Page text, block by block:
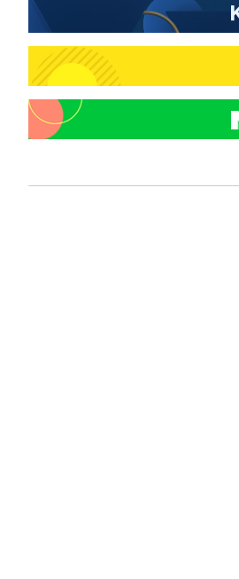
-15788초 전 >
[속보] 노원서 40.1도
-11751초 전 > 외신들도 주목한 韓축구
-11722초 전 >11시간 압수수색에 성접
-10744초 전 >
[속보]규제합리화위원
병태 후임
-7102초 전 >[속보]국힘 윤리위, '돌려
6분 전 >[속보]'채상병 순직 책임' 임성